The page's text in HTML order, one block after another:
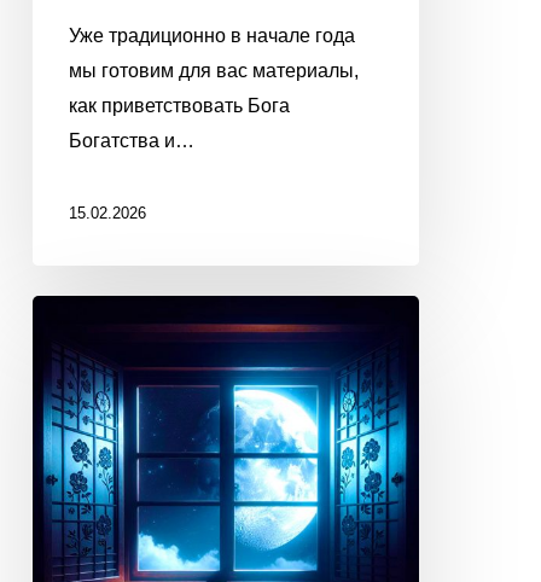
Уже традиционно в начале года
мы готовим для вас материалы,
как приветствовать Бога
Богатства и…
15.02.2026
ЛУНУ
ИСПОЛНИТЬ
ВАШУ
МЕЧТУ!
19
января
2026